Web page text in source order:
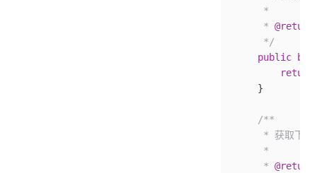
     *
     *
@return
     */
    public
        return
    }
    /**
* 获取下一
     *
     *
@return